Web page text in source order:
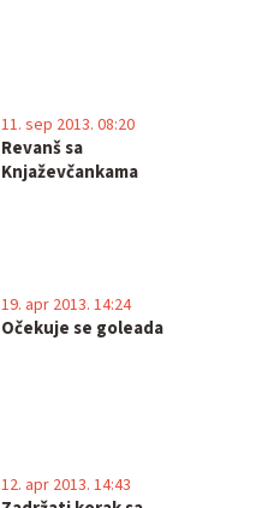
Revanš sa
Knjaževčankama
11. sep 2013. 08:20
Očekuje se goleada
19. apr 2013. 14:24
12. apr 2013. 14:43